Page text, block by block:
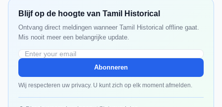
Blijf op de hoogte van Tamil Historical
Ontvang direct meldingen wanneer Tamil Historical offline gaat.
Mis nooit meer een belangrijke update.
Abonneren
Wij respecteren uw privacy. U kunt zich op elk moment afmelden.